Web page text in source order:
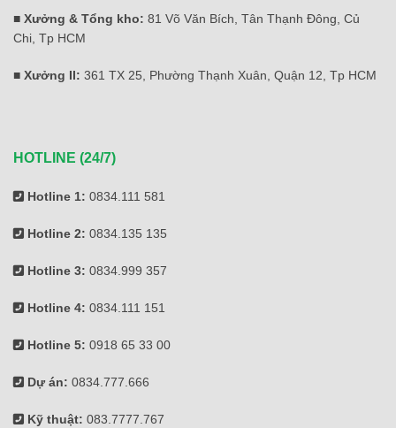
■ Xưởng & Tổng kho: 81 Võ Văn Bích, Tân Thạnh Đông, Củ
Chi, Tp HCM
■ Xưởng II: 361 TX 25, Phường Thạnh Xuân, Quận 12, Tp HCM
HOTLINE (24/7)
Hotline 1: 0834.111 581
Hotline 2: 0834.135 135
Hotline 3: 0834.999 357
Hotline 4: 0834.111 151
Hotline 5: 0918 65 33 00
Dự án: 0834.777.666
Kỹ thuật: 083.7777.767